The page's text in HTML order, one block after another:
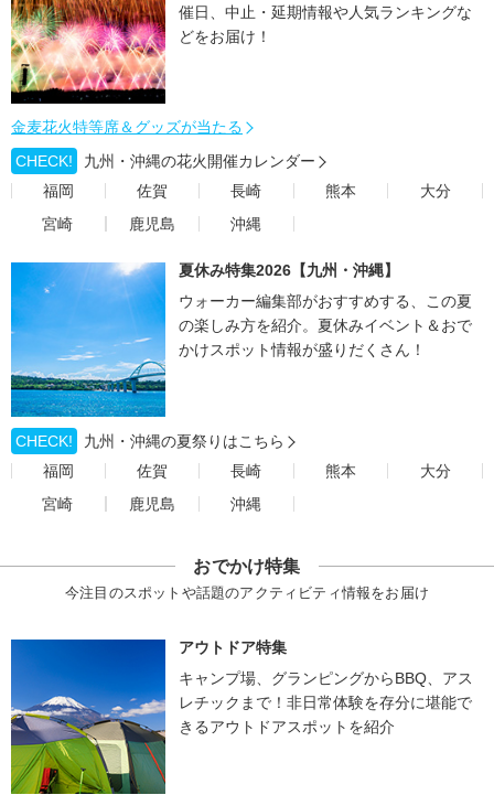
催日、中止・延期情報や人気ランキングな
どをお届け！
金麦花火特等席＆グッズが当たる
CHECK!
九州・沖縄の花火開催カレンダー
福岡
佐賀 長崎 熊本
大分
宮崎
鹿児島 沖縄
夏休み特集2026【九州・沖縄】
ウォーカー編集部がおすすめする、この夏
の楽しみ方を紹介。夏休みイベント＆おで
かけスポット情報が盛りだくさん！
CHECK!
九州・沖縄の夏祭りはこちら
福岡
佐賀 長崎 熊本
大分
宮崎
鹿児島 沖縄
おでかけ特集
今注目のスポットや話題のアクティビティ情報をお届け
アウトドア特集
キャンプ場、グランピングからBBQ、アス
レチックまで！非日常体験を存分に堪能で
きるアウトドアスポットを紹介